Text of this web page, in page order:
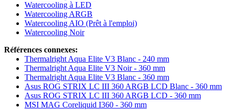
Watercooling à LED
Watercooling ARGB
Watercooling AIO (Prêt à l'emploi)
Watercooling Noir
Références connexes:
Thermalright Aqua Elite V3 Blanc - 240 mm
Thermalright Aqua Elite V3 Noir - 360 mm
Thermalright Aqua Elite V3 Blanc - 360 mm
Asus ROG STRIX LC III 360 ARGB LCD Blanc - 360 mm
Asus ROG STRIX LC III 360 ARGB LCD - 360 mm
MSI MAG Coreliquid I360 - 360 mm